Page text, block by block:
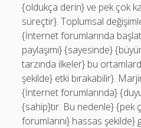
{oldukça derin} ve pek çok
süreçtir}. Toplumsal
{İnternet forumlarında
paylaşımı} {sayesinde}
tarzında ilkeler} bu
şekilde} etki bırakabilir}.
{İnternet forumlarında}
{sahip}tır. Bu nedenle}
forumlarını} hassas